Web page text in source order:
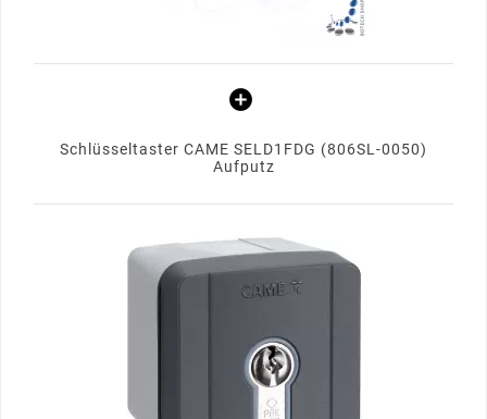
Schlüsseltaster CAME SELD1FDG (806SL-0050)
Aufputz